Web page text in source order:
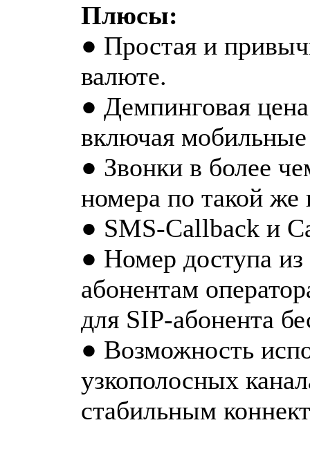
Плюсы:
● Простая и
валюте.
● Демпинговая
включая
● Звонки в более
номера по такой же
● SMS-Callback и
● Номер доступа
абонентам
для SIP-абонента
● Возможность
узкополосных
стабильным